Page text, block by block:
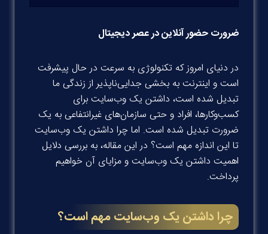
ضرورت حضور آنلاین در عصر دیجیتال
در دنیای امروز که تکنولوژی به سرعت در حال پیشرفت
است و اینترنت به بخشی جدایی‌ناپذیر از زندگی ما
تبدیل شده است، داشتن یک وب‌سایت برای
کسب‌وکارها، افراد و حتی سازمان‌های غیرانتفاعی به یک
ضرورت تبدیل شده است. اما چرا داشتن یک وب‌سایت
تا این اندازه مهم است؟ در این مقاله، به بررسی دلایل
اهمیت داشتن یک وب‌سایت و مزایای آن خواهیم
پرداخت.
چرا داشتن یک وب‌سایت مهم است؟